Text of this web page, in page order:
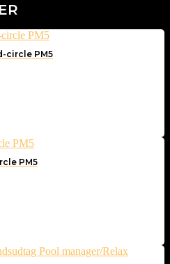
circle PM5
PM5